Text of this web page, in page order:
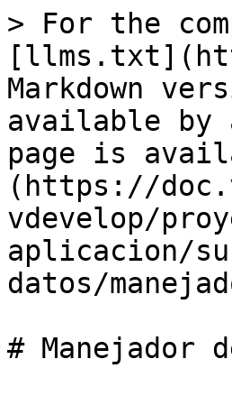
> For the
Markdown
available by
page is
(https://
vdevelop/
aplicacion/
datos/
# Manejador